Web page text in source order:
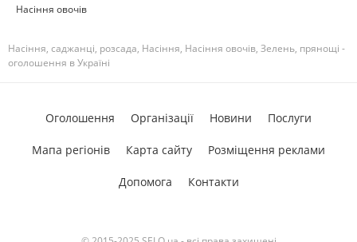
Насіння овочів
Насіння, саджанці, розсада, Насіння, Насіння овочів, Зелень, прянощі -
оголошення в Україні
Оголошення Організації Новини Послуги
Мапа регіонів Карта сайту Розміщення реклами
Допомога Контакти